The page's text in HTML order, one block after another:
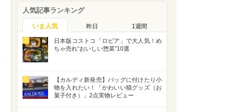
人気記事ランキング
いま人気 昨日 1週間
1
日本版コストコ「ロピア」で大人気！め
ちゃ売れ“おいしい惣菜”10選
2
【カルディ新発売】バッグに付けたり小
物を入れたい！「かわいい猫グッズ（お
菓子付き）」2点実物レビュー